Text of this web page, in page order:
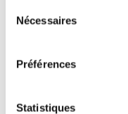
Nécessaires
Préférences
Statistiques
Essai PHOEBUS